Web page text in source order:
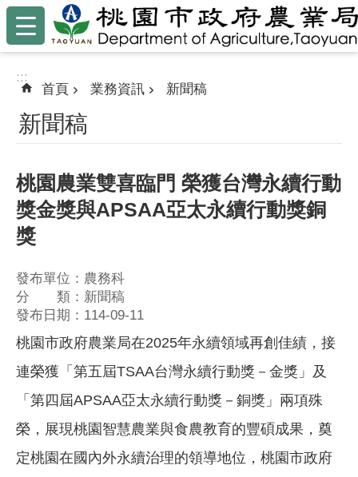
跳到主要內容區塊
:::
:::
首頁 業務資訊 新聞稿
新聞稿
桃園農業雙喜臨門 榮獲台灣永續行動
獎金獎與APSAA亞太永續行動獎銅
獎
發布單位：農務科
分 類：新聞稿
發布日期：114-09-11
桃園市政府農業局在2025年永續領域再創佳績，接
連榮獲「第五屆TSAA台灣永續行動獎－金獎」及
「第四屆APSAA亞太永續行動獎－銅獎」兩項殊
榮，展現桃園智慧農業與食農教育的豐碩成果，奠
定桃園在國內外永續治理的領導地位，桃園市政府